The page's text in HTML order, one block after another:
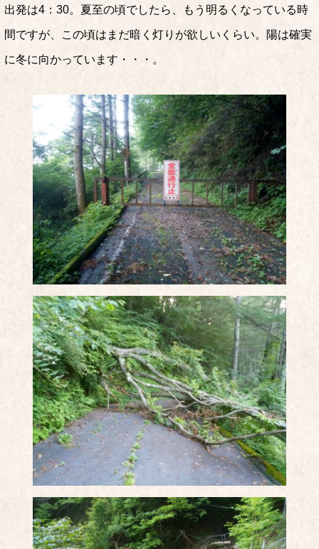
出発は4：30。夏至の頃でしたら、もう明るくなっている時
間ですが、この頃はまだ暗く灯りが欲しいくらい。陽は確実
に冬に向かっています・・・。